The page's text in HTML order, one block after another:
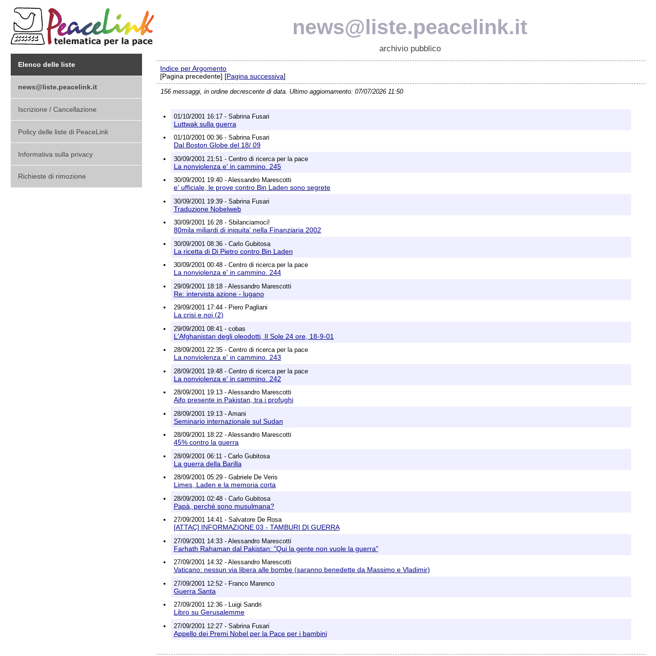
news@liste.peacelink.it
archivio pubblico
Elenco delle liste
news@liste.peacelink.it
Iscrizione / Cancellazione
Policy delle liste di PeaceLink
Informativa sulla privacy
Richieste di rimozione
Indice per Argomento
[Pagina precedente] [Pagina successiva]
156 messaggi, in ordine decrescente di data. Ultimo aggiornamento: 07/07/2026 11:50
01/10/2001 16:17 - Sabrina Fusari
Luttwak sulla guerra
01/10/2001 00:36 - Sabrina Fusari
Dal Boston Globe del 18/ 09
30/09/2001 21:51 - Centro di ricerca per la pace
La nonviolenza e' in cammino. 245
30/09/2001 19:40 - Alessandro Marescotti
e' ufficiale, le prove contro Bin Laden sono segrete
30/09/2001 19:39 - Sabrina Fusari
Traduzione Nobelweb
30/09/2001 16:28 - Sbilanciamoci!
80mila miliardi di iniquita' nella Finanziaria 2002
30/09/2001 08:36 - Carlo Gubitosa
La ricetta di Di Pietro contro Bin Laden
30/09/2001 00:48 - Centro di ricerca per la pace
La nonviolenza e' in cammino. 244
29/09/2001 18:18 - Alessandro Marescotti
Re: intervista azione - lugano
29/09/2001 17:44 - Piero Pagliani
La crisi e noi (2)
29/09/2001 08:41 - cobas
L'Afghanistan degli oleodotti, Il Sole 24 ore, 18-9-01
28/09/2001 22:35 - Centro di ricerca per la pace
La nonviolenza e' in cammino. 243
28/09/2001 19:48 - Centro di ricerca per la pace
La nonviolenza e' in cammino. 242
28/09/2001 19:13 - Alessandro Marescotti
Aifo presente in Pakistan, tra i profughi
28/09/2001 19:13 - Amani
Seminario internazionale sul Sudan
28/09/2001 18:22 - Alessandro Marescotti
45% contro la guerra
28/09/2001 06:11 - Carlo Gubitosa
La guerra della Barilla
28/09/2001 05:29 - Gabriele De Veris
Limes, Laden e la memoria corta
28/09/2001 02:48 - Carlo Gubitosa
Papà, perché sono musulmana?
27/09/2001 14:41 - Salvatore De Rosa
[ATTAC] INFORMAZIONE 03 - TAMBURI DI GUERRA
27/09/2001 14:33 - Alessandro Marescotti
Farhath Rahaman dal Pakistan: "Qui la gente non vuole la guerra"
27/09/2001 14:32 - Alessandro Marescotti
Vaticano: nessun via libera alle bombe (saranno benedette da Massimo e Vladimir)
27/09/2001 12:52 - Franco Marenco
Guerra Santa
27/09/2001 12:36 - Luigi Sandri
Libro su Gerusalemme
27/09/2001 12:27 - Sabrina Fusari
Appello dei Premi Nobel per la Pace per i bambini